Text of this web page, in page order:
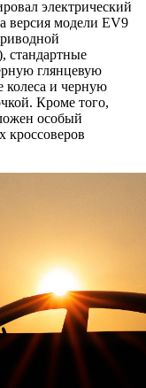
электрический
версия модели EV9
стандартные
глянцевую
колеса и черную
Кроме того,
особый
кроссоверов